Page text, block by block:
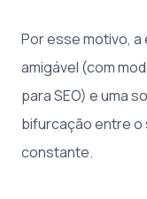
Por esse motivo,
amigável (com
para SEO) e uma
bifurcação entre o
constante.